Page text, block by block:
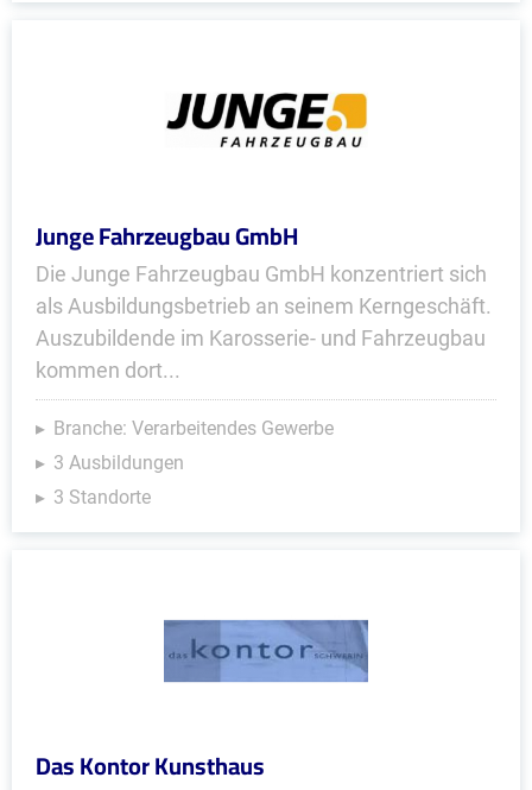
Junge Fahrzeugbau GmbH
Die Junge Fahrzeugbau GmbH konzentriert sich
als Ausbildungsbetrieb an seinem Kerngeschäft.
Auszubildende im Karosserie- und Fahrzeugbau
kommen dort...
Branche: Verarbeitendes Gewerbe
3 Ausbildungen
3 Standorte
Das Kontor Kunsthaus